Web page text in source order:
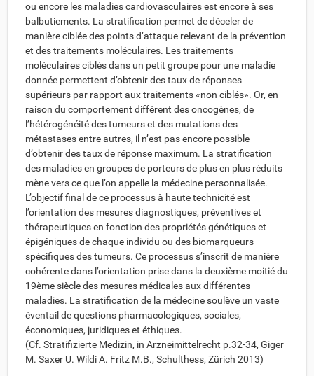
ou encore les maladies cardiovasculaires est encore à ses
balbutiements. La stratification permet de déceler de
manière ciblée des points d’attaque relevant de la prévention
et des traitements moléculaires. Les traitements
moléculaires ciblés dans un petit groupe pour une maladie
donnée permettent d’obtenir des taux de réponses
supérieurs par rapport aux traitements «non ciblés». Or, en
raison du comportement différent des oncogènes, de
l’hétérogénéité des tumeurs et des mutations des
métastases entre autres, il n’est pas encore possible
d’obtenir des taux de réponse maximum. La stratification
des maladies en groupes de porteurs de plus en plus réduits
mène vers ce que l’on appelle la médecine personnalisée.
L’objectif final de ce processus à haute technicité est
l’orientation des mesures diagnostiques, préventives et
thérapeutiques en fonction des propriétés génétiques et
épigéniques de chaque individu ou des biomarqueurs
spécifiques des tumeurs. Ce processus s’inscrit de manière
cohérente dans l’orientation prise dans la deuxième moitié du
19ème siècle des mesures médicales aux différentes
maladies. La stratification de la médecine soulève un vaste
éventail de questions pharmacologiques, sociales,
économiques, juridiques et éthiques.
(Cf. Stratifizierte Medizin, in Arzneimittelrecht p.32-34, Giger
M. Saxer U. Wildi A. Fritz M.B., Schulthess, Zürich 2013)